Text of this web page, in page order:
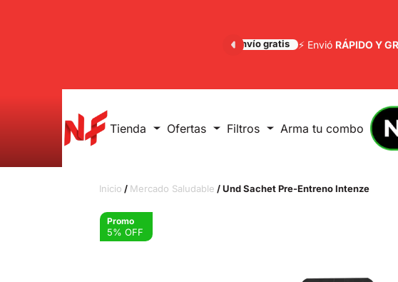
Envío gratis ⚡ Envió RÁPIDO Y
Tienda Ofertas Filtros Arma tu combo
Inicio / Mercado Saludable / Und Sachet Pre-Entreno Intenze
Promo
5% OFF